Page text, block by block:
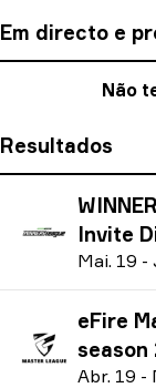
Em directo e
Não
Resultados
Invite
Mai. 19 -
eFire
season
Abr. 19 -